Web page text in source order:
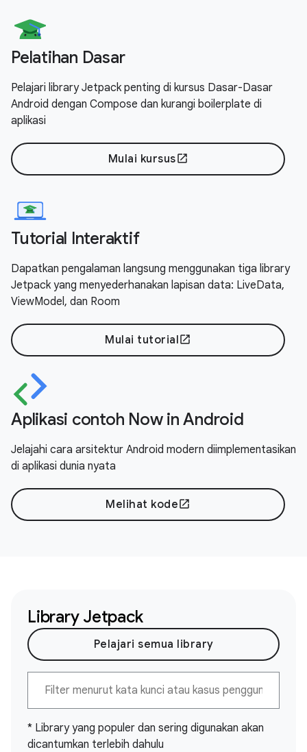
Pelatihan Dasar
Pelajari library Jetpack penting di kursus Dasar-Dasar
Android dengan Compose dan kurangi boilerplate di
aplikasi
Mulai kursus open_in_new
Tutorial Interaktif
Dapatkan pengalaman langsung menggunakan tiga library
Jetpack yang menyederhanakan lapisan data: LiveData,
ViewModel, dan Room
Mulai tutorial open_in_new
Aplikasi contoh Now in Android
Jelajahi cara arsitektur Android modern diimplementasikan
di aplikasi dunia nyata
Melihat kode open_in_new
Library Jetpack
Pelajari semua library
* Library yang populer dan sering digunakan akan
dicantumkan terlebih dahulu